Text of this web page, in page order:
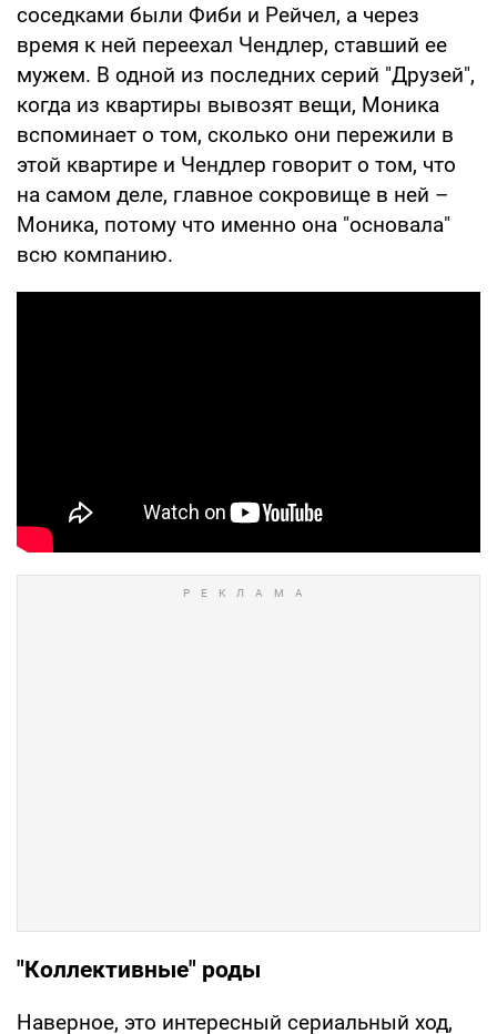
соседками были Фиби и Рейчел, а через
время к ней переехал Чендлер, ставший ее
мужем. В одной из последних серий "Друзей",
когда из квартиры вывозят вещи, Моника
вспоминает о том, сколько они пережили в
этой квартире и Чендлер говорит о том, что
на самом деле, главное сокровище в ней –
Моника, потому что именно она "основала"
всю компанию.
"Коллективные" роды
Наверное, это интересный сериальный ход,